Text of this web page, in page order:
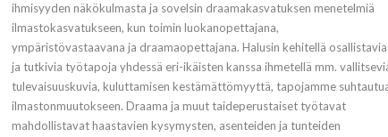
ihmisyyden näkökulmasta ja sovelsin draamakasvatuksen menetelmiä
ilmastokasvatukseen, kun toimin luokanopettajana,
ympäristövastaavana ja draamaopettajana. Halusin kehitellä osallistavia
ja tutkivia työtapoja yhdessä eri-ikäisten kanssa ihmetellä mm.
tulevaisuuskuvia, kuluttamisen kestämättömyyttä, tapojamme
ilmastonmuutokseen. Draama ja muut taideperustaiset työtavat
mahdollistavat haastavien kysymysten, asenteiden ja tunteiden